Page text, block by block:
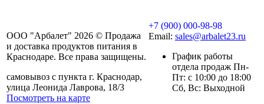
ООО "Арбалет" 2026 © Продажа
и доставка продуктов питания в
Краснодаре. Все права защищены.
самовывоз с пункта г. Краснодар,
улица Леонида Лаврова, 18/3
Посмотреть на карте
+7 (900) 000-98-98
Email: sales@arbalet23.ru
График работы
отдела продаж Пн-
Пт: с 10:00 до 18:00
Сб, Вс: Выходной